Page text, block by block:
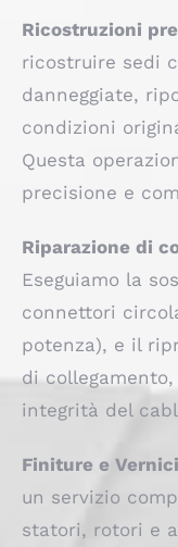
Ricostruzioni
ricostruire sedi
danneggiate,
condizioni
Questa
precisione e
Riparazione di
Eseguiamo la
connettori
potenza), e il
di
integrità del
Finiture e
un servizio
statori, rotori e